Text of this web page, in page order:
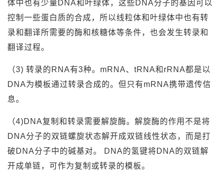
体中也有少量DNA和叶绿体，这些DNA分子的基因可以
控制一些蛋白质的合成，所以线粒体和叶绿体中也有转
录和翻译所需要的酶和核糖体等条件，也会发生转录和
翻译过程。
（3) 转录的RNA有3种。mRNA、tRNA和rRNA都是以
DNA为模板通过转录合成的。但只有mRNA携带遗传信
息。
（4)DNA复制和转录需要解旋酶。解旋酶的作用不是将
DNA分子的双链螺旋状态解开成双链线性状态，而是打
破DNA分子中的碱基对。 DNA的氢键将DNA的双链解
开成单链，可作为复制或转录的模板。